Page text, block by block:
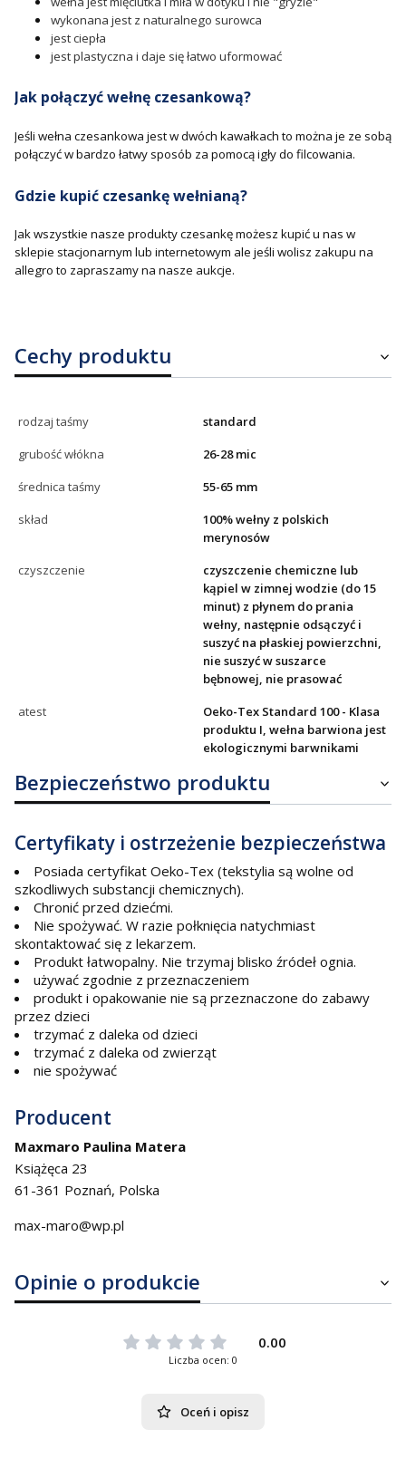
wykonana jest z naturalnego surowca
jest ciepła
jest plastyczna i daje się łatwo uformować
Jak połączyć wełnę czesankową?
Jeśli wełna czesankowa jest w dwóch kawałkach to można je ze sobą
połączyć w bardzo łatwy sposób za pomocą igły do filcowania.
Gdzie kupić czesankę wełnianą?
Jak wszystkie nasze produkty czesankę możesz kupić u nas w
sklepie stacjonarnym lub internetowym ale jeśli wolisz zakupu na
allegro to zapraszamy na nasze aukcje.
Cechy produktu
rodzaj taśmy
standard
grubość włókna
26-28 mic
średnica taśmy
55-65 mm
skład
100% wełny z polskich
merynosów
czyszczenie
czyszczenie chemiczne lub
kąpiel w zimnej wodzie (do 15
minut) z płynem do prania
wełny, następnie odsączyć i
suszyć na płaskiej powierzchni,
nie suszyć w suszarce
bębnowej, nie prasować
atest
Oeko-Tex Standard 100 - Klasa
produktu I, wełna barwiona jest
ekologicznymi barwnikami
Bezpieczeństwo produktu
Certyfikaty i ostrzeżenie bezpieczeństwa
Posiada certyfikat Oeko-Tex (tekstylia są wolne od
szkodliwych substancji chemicznych).
Chronić przed dziećmi.
Nie spożywać. W razie połknięcia natychmiast
skontaktować się z lekarzem.
Produkt łatwopalny. Nie trzymaj blisko źródeł ognia.
używać zgodnie z przeznaczeniem
produkt i opakowanie nie są przeznaczone do zabawy
przez dzieci
trzymać z daleka od dzieci
trzymać z daleka od zwierząt
nie spożywać
Producent
Maxmaro Paulina Matera
Książęca 23
61-361 Poznań, Polska
max-maro@wp.pl
Opinie o produkcie
0.00
Liczba ocen: 0
Oceń i opisz